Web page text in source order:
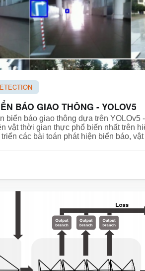
BÁO GIAO THÔNG - YOLOV5
biển báo giao thông dựa trên YOLOv5
vật thời gian thực phổ biến nhất trên
các bài toán phát hiện biển báo,